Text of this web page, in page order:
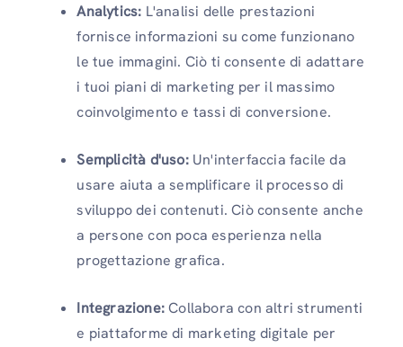
Analytics: L'analisi delle prestazioni
fornisce informazioni su come funzionano
le tue immagini. Ciò ti consente di adattare
i tuoi piani di marketing per il massimo
coinvolgimento e tassi di conversione.
Semplicità d'uso:Un'interfaccia facile da
usare aiuta a semplificare il processo di
sviluppo dei contenuti. Ciò consente anche
a persone con poca esperienza nella
progettazione grafica.
Integrazione:Collabora con altri strumenti
e piattaforme di marketing digitale per